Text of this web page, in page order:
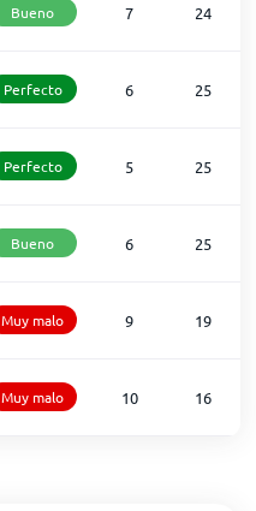
Bueno 7 24
Perfecto 6 25
Perfecto 5 25
Bueno 6 25
Muy malo 9 19
Muy malo 10 16